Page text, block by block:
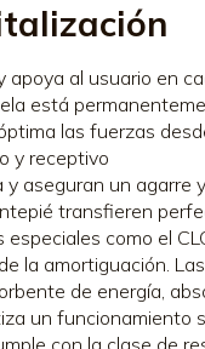
apoya al usuario en
está
las fuerzas
y receptivo
y aseguran un
transfieren
como el
la amortiguación.
de energía,
un funcionamiento
con la clase de